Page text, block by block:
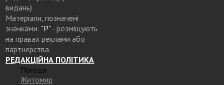
видань)
Матеріали, позначені
значками: "Р"- розміщують
на правах реклами або
партнерства
РЕДАКЦІЙНА ПОЛІТИКА
Погода
Житомир